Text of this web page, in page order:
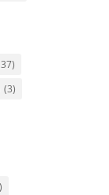
(3)